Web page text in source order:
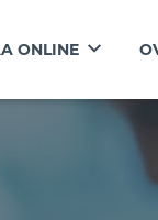
ONLINE